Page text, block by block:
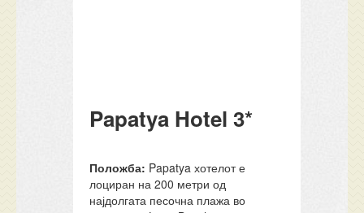
Papatya Hotel 3*
Положба: Papatya хотелот е
лоциран на 200 метри од
најдолгата песочна плажа во